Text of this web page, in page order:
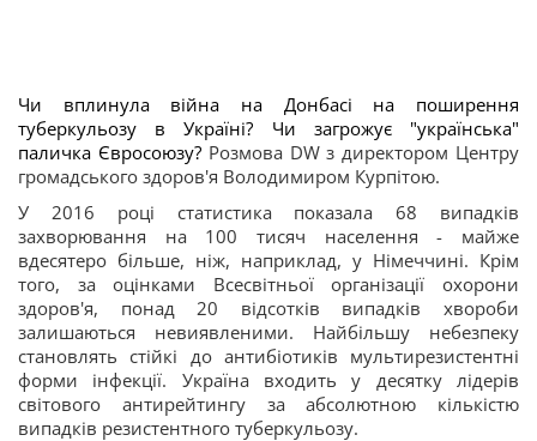
Чи вплинула війна на Донбасі на поширення
туберкульозу в Україні? Чи загрожує "українська"
паличка Євросоюзу? Розмова DW з директором Центру
громадського здоров'я Володимиром Курпітою.
У 2016 році статистика показала 68 випадків
захворювання на 100 тисяч населення - майже
вдесятеро більше, ніж, наприклад, у Німеччині. Крім
того, за оцінками Всесвітньої організації охорони
здоров'я, понад 20 відсотків випадків хвороби
залишаються невиявленими. Найбільшу небезпеку
становлять стійкі до антибіотиків мультирезистентні
форми інфекції. Україна входить у десятку лідерів
світового антирейтингу за абсолютною кількістю
випадків резистентного туберкульозу.